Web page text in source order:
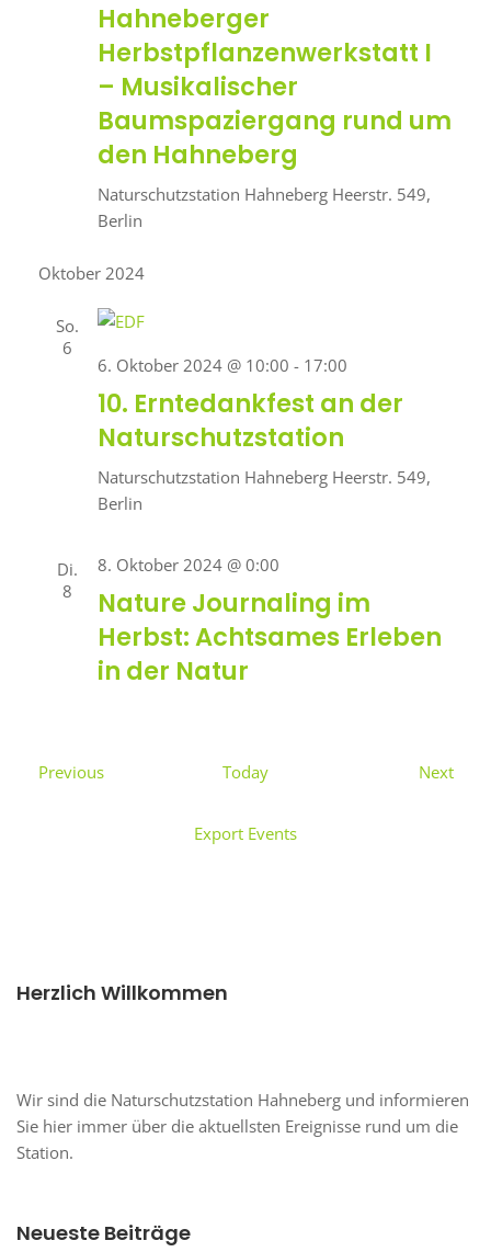
Hahneberger
Herbstpflanzenwerkstatt I
– Musikalischer
Baumspaziergang rund um
den Hahneberg
Naturschutzstation Hahneberg Heerstr. 549,
Berlin
Oktober 2024
So.
6
6. Oktober 2024 @ 10:00 - 17:00
10. Erntedankfest an der
Naturschutzstation
Naturschutzstation Hahneberg Heerstr. 549,
Berlin
Di.
8
8. Oktober 2024 @ 0:00
Nature Journaling im
Herbst: Achtsames Erleben
in der Natur
PreviousEvents Today Next
Export Events
Herzlich Willkommen
Wir sind die Naturschutzstation Hahneberg und informieren
Sie hier immer über die aktuellsten Ereignisse rund um die
Station.
Neueste Beiträge